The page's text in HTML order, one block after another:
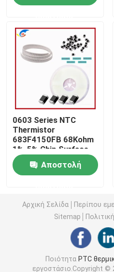
PTC θερμική αντίσταση
Τσιπ θέρμανσης PTC
Θερμοστήρας NTC
Θερμική αντίσταση SMD
Θερμοστήρας NTC ισχύος
Αισθητήρας
Varistor μεταλλικών
SMD Varistor
0603 Series NTC
Thermistor
683F4150FB 68Kohm
1%-5% Chip Surface
Mount
Αποστολή
Αρχική Σελίδα Περίπου
Sitemap
Ποιότητα PTC
εργοστάσιο.Copyright ©